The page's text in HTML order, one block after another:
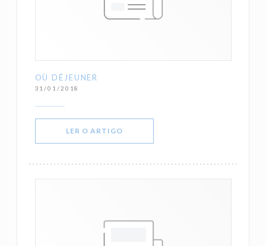
OÙ DÉJEUNER
31/01/2018
LER O ARTIGO((ABRE NUMA NOVA JANELA))